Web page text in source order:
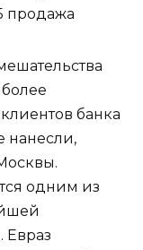
продажа
банка
нанесли,
одним из
. Евраз